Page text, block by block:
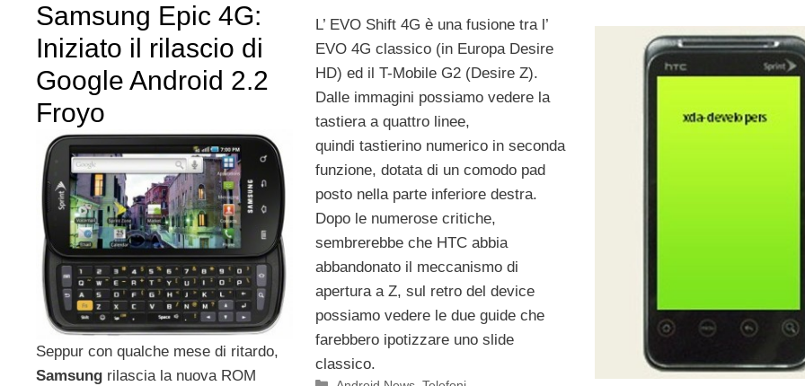
L’ EVO Shift 4G è una fusione tra l’
EVO 4G classico (in Europa Desire
HD) ed il T-Mobile G2 (Desire Z).
Dalle immagini possiamo vedere la
tastiera a quattro linee,
quindi tastierino numerico in seconda
funzione, dotata di un comodo pad
posto nella parte inferiore destra.
Dopo le numerose critiche,
sembrerebbe che HTC abbia
abbandonato il meccanismo di
apertura a Z, sul retro del device
possiamo vedere le due guide che
farebbero ipotizzare uno slide
classico.
Samsung Epic 4G:
Iniziato il rilascio di
Google Android 2.2
Froyo
Seppur con qualche mese di ritardo,
Samsung rilascia la nuova ROM